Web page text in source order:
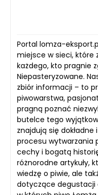
Portal lomza-
miejsce w sieci, które
każdego, kto pragnie
Niepasteryzowane.
zbiór informacji – to
piwowarstwa,
pragną poznać
butelce tego
znajdują się
procesu wytwarzania
cechy i bogatą
różnorodne artykuły,
wiedzę o piwie, ale
dotyczące degustacji